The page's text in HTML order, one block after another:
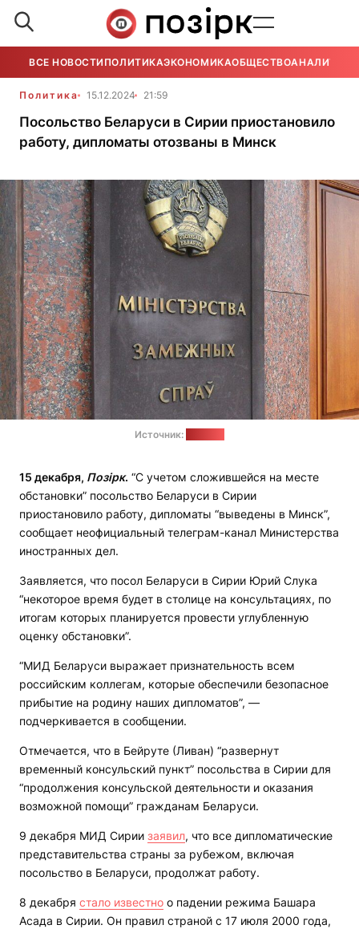
ВСЕ НОВОСТИ ПОЛИТИКАЭКОНОМИКАОБЩЕСТВОАНАЛИТИКА
Политика 15.12.2024 21:59
Посольство Беларуси в Сирии приостановило
работу, дипломаты отозваны в Минск
Источник:
15 декабря, Позірк. “С учетом сложившейся на месте
обстановки” посольство Беларуси в Сирии
приостановило работу, дипломаты “выведены в Минск”,
сообщает неофициальный телеграм-канал Министерства
иностранных дел.
Заявляется, что посол Беларуси в Сирии Юрий Слука
“некоторое время будет в столице на консультациях, по
итогам которых планируется провести углубленную
оценку обстановки”.
“МИД Беларуси выражает признательность всем
российским коллегам, которые обеспечили безопасное
прибытие на родину наших дипломатов”, —
подчеркивается в сообщении.
Отмечается, что в Бейруте (Ливан) “развернут
временный консульский пункт” посольства в Сирии для
“продолжения консульской деятельности и оказания
возможной помощи” гражданам Беларуси.
9 декабря МИД Сирии заявил, что все дипломатические
представительства страны за рубежом, включая
посольство в Беларуси, продолжат работу.
8 декабря стало известно о падении режима Башара
Асада в Сирии. Он правил страной с 17 июля 2000 года,